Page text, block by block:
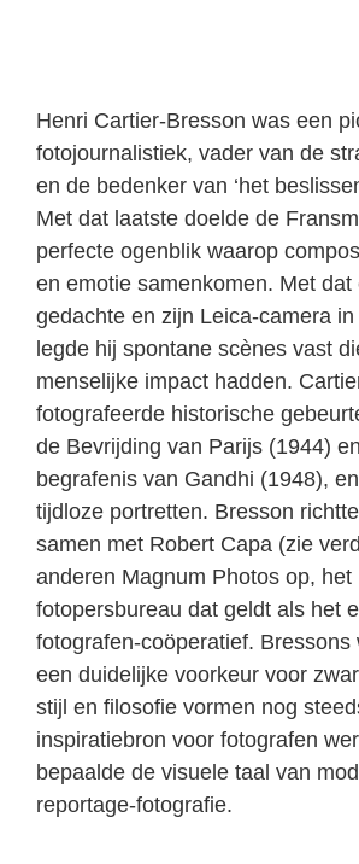
Henri Cartier-Bresson was een
fotojournalistiek, vader van de
en de bedenker van ‘het
Met dat laatste doelde de
perfecte ogenblik waarop
en emotie samenkomen. Met dat
gedachte en zijn Leica-camera
legde hij spontane scènes vast
menselijke impact hadden.
fotografeerde historische
de Bevrijding van Parijs (1944)
begrafenis van Gandhi (1948),
tijdloze portretten. Bresson
samen met Robert Capa (zie
anderen Magnum Photos op, het
fotopersbureau dat geldt als het
fotografen-coöperatief. Bressons
een duidelijke voorkeur voor
stijl en filosofie vormen nog
inspiratiebron voor fotografen
bepaalde de visuele taal van
reportage-fotografie.